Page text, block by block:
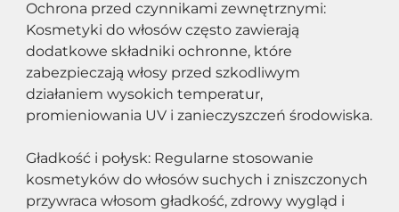
Ochrona przed czynnikami zewnętrznymi:
Kosmetyki do włosów często zawierają
dodatkowe składniki ochronne, które
zabezpieczają włosy przed szkodliwym
działaniem wysokich temperatur,
promieniowania UV i zanieczyszczeń środowiska.
Gładkość i połysk: Regularne stosowanie
kosmetyków do włosów suchych i zniszczonych
przywraca włosom gładkość, zdrowy wygląd i